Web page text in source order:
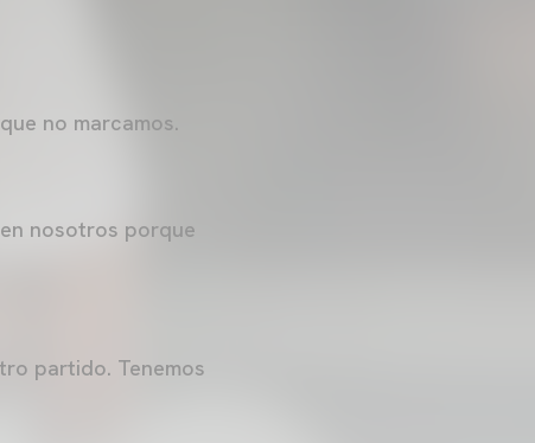
no marcamos.
nosotros porque
partido. Tenemos